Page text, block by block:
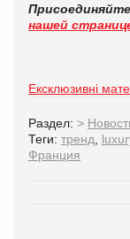
нашей
Ексклюзивні
Раздел: >
Теги: тренд
Франция